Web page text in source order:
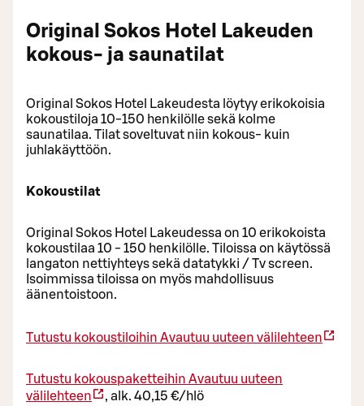
Original Sokos Hotel Lakeuden
kokous- ja saunatilat
Original Sokos Hotel Lakeudesta löytyy erikokoisia
kokoustiloja 10-150 henkilölle sekä kolme
saunatilaa. Tilat soveltuvat niin kokous- kuin
juhlakäyttöön.
Kokoustilat
Original Sokos Hotel Lakeudessa on 10 erikokoista
kokoustilaa 10 - 150 henkilölle. Tiloissa on käytössä
langaton nettiyhteys sekä datatykki / Tv screen.
Isoimmissa tiloissa on myös mahdollisuus
äänentoistoon.
Tutustu kokoustiloihin Avautuu uuteen välilehteen
Tutustu kokouspaketteihin Avautuu uuteen
välilehteen
, alk. 40,15 €/hlö